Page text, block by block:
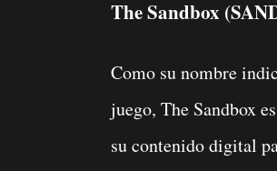
The Sandbox
Como su nombre
juego, The Sandbox
su contenido digital